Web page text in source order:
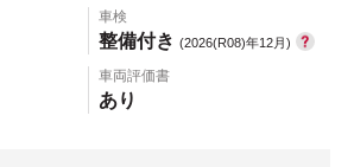
車検
整備付き (2026(R08)年12月)
車両評価書
あり